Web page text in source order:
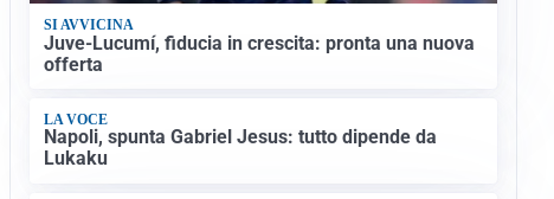
SI AVVICINA
Juve-Lucumí, fiducia in crescita: pronta una nuova
offerta
LA VOCE
Napoli, spunta Gabriel Jesus: tutto dipende da
Lukaku